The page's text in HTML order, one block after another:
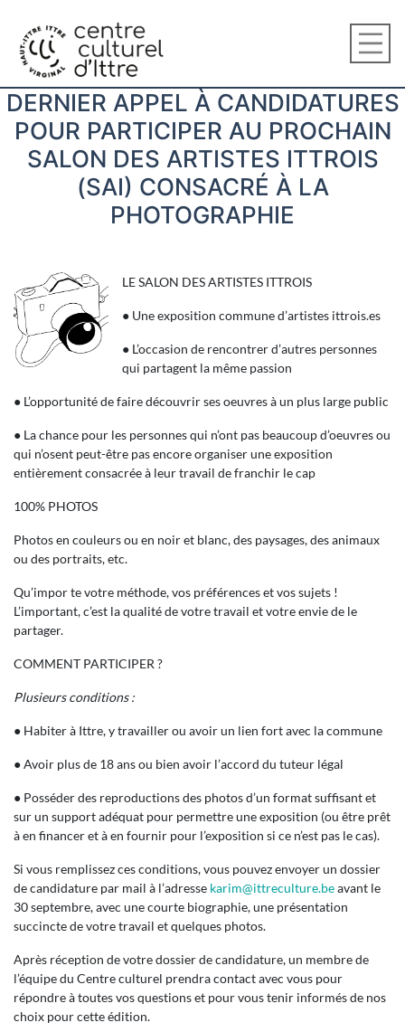
DERNIER APPEL À CANDIDATURES
POUR PARTICIPER AU PROCHAIN
SALON DES ARTISTES ITTROIS
(SAI) CONSACRÉ À LA
PHOTOGRAPHIE
LE SALON DES ARTISTES ITTROIS
● Une exposition commune d’artistes ittrois.es
● L’occasion de rencontrer d’autres personnes
qui partagent la même passion
● L’opportunité de faire découvrir ses oeuvres à un plus large public
● La chance pour les personnes qui n’ont pas beaucoup d’oeuvres ou
qui n’osent peut-être pas encore organiser une exposition
entièrement consacrée à leur travail de franchir le cap
100% PHOTOS
Photos en couleurs ou en noir et blanc, des paysages, des animaux
ou des portraits, etc.
Qu’impor te votre méthode, vos préférences et vos sujets !
L’important, c’est la qualité de votre travail et votre envie de le
partager.
COMMENT PARTICIPER ?
Plusieurs conditions :
● Habiter à Ittre, y travailler ou avoir un lien fort avec la commune
● Avoir plus de 18 ans ou bien avoir l’accord du tuteur légal
● Posséder des reproductions des photos d’un format suffisant et
sur un support adéquat pour permettre une exposition (ou être prêt
à en financer et à en fournir pour l’exposition si ce n’est pas le cas).
Si vous remplissez ces conditions, vous pouvez envoyer un dossier
de candidature par mail à l’adresse karim@ittreculture.beavant le
30 septembre, avec une courte biographie, une présentation
succincte de votre travail et quelques photos.
Après réception de votre dossier de candidature, un membre de
l’équipe du Centre culturel prendra contact avec vous pour
répondre à toutes vos questions et pour vous tenir informés de nos
choix pour cette édition.